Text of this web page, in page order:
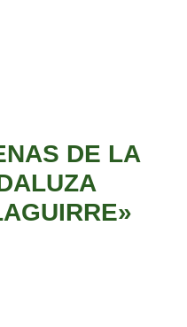
DE LA